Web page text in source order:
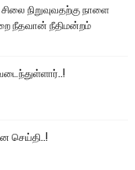
நிறுவுவதற்கு நாளை
நீதவான் நீதிமன்றம்
செய்தி..!